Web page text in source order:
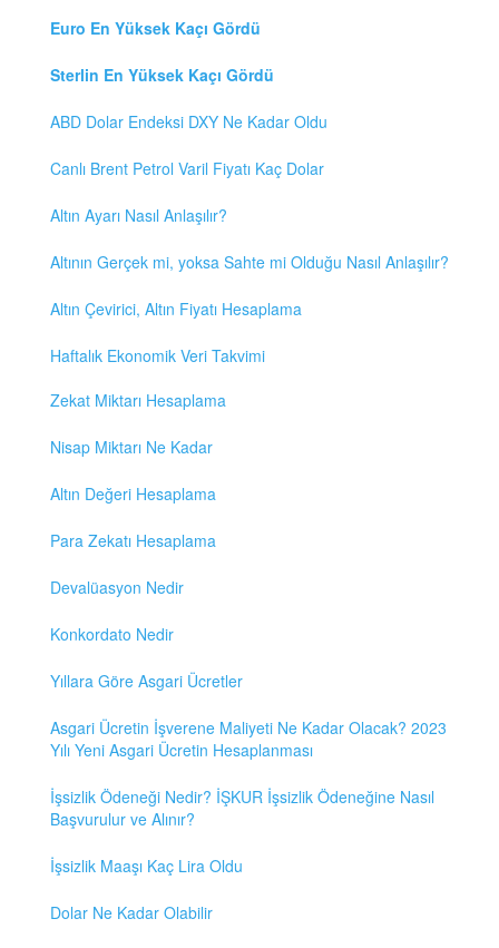
Euro En Yüksek Kaçı Gördü
Sterlin En Yüksek Kaçı Gördü
ABD Dolar Endeksi DXY Ne Kadar Oldu
Canlı Brent Petrol Varil Fiyatı Kaç Dolar
Altın Ayarı Nasıl Anlaşılır?
Altının Gerçek mi, yoksa Sahte mi Olduğu Nasıl Anlaşılır?
Altın Çevirici, Altın Fiyatı Hesaplama
Haftalık Ekonomik Veri Takvimi
Zekat Miktarı Hesaplama
Nisap Miktarı Ne Kadar
Altın Değeri Hesaplama
Para Zekatı Hesaplama
Devalüasyon Nedir
Konkordato Nedir
Yıllara Göre Asgari Ücretler
Asgari Ücretin İşverene Maliyeti Ne Kadar Olacak? 2023
Yılı Yeni Asgari Ücretin Hesaplanması
İşsizlik Ödeneği Nedir? İŞKUR İşsizlik Ödeneğine Nasıl
Başvurulur ve Alınır?
İşsizlik Maaşı Kaç Lira Oldu
Dolar Ne Kadar Olabilir